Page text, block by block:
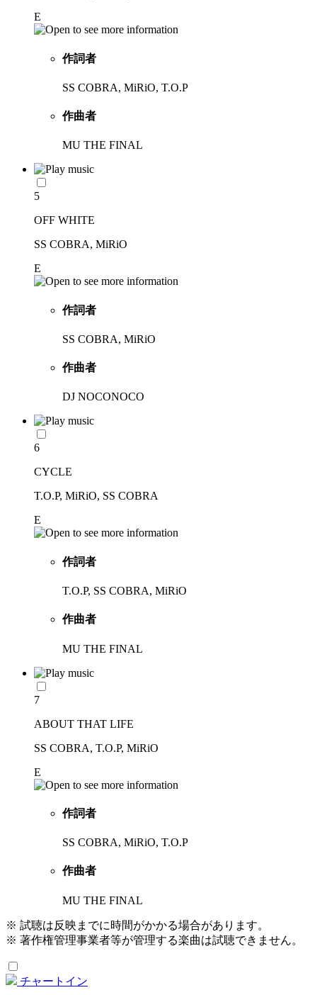
E
作詞者
SS COBRA, MiRiO, T.O.P
作曲者
MU THE FINAL
5
OFF WHITE
SS COBRA, MiRiO
E
作詞者
SS COBRA, MiRiO
作曲者
DJ NOCONOCO
6
CYCLE
T.O.P, MiRiO, SS COBRA
E
作詞者
T.O.P, SS COBRA, MiRiO
作曲者
MU THE FINAL
7
ABOUT THAT LIFE
SS COBRA, T.O.P, MiRiO
E
作詞者
SS COBRA, MiRiO, T.O.P
作曲者
MU THE FINAL
※ 試聴は反映までに時間がかかる場合があります。
※ 著作権管理事業者等が管理する楽曲は試聴できません。
チャートイン